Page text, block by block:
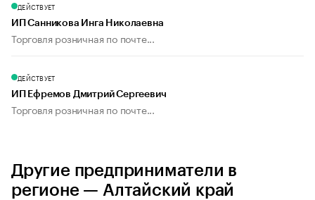
ДЕЙСТВУЕТ
ИП Санникова Инга Николаевна
Торговля розничная по почте...
ДЕЙСТВУЕТ
ИП Ефремов Дмитрий Сергеевич
Торговля розничная по почте...
Другие предприниматели в
регионе — Алтайский край